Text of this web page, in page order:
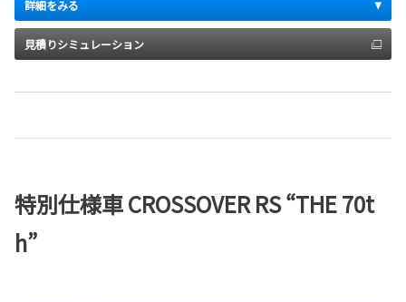
詳細をみる
見積りシミュレーション
特別仕様車 CROSSOVER RS “THE 70t
h”